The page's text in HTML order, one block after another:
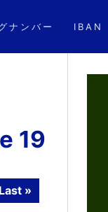
ナンバー IBAN
19
Last »